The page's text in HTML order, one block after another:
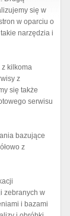
się w
w oparciu o
narzędzia i
z kilkoma
z
się także
serwisu
bazujące
z
zebranych w
i bazami